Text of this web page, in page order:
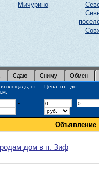
Мичурино
Сдаю Сниму Обмен
площадь, от-
Цена, от - до
- -
Объявление
дом в п. Зиф